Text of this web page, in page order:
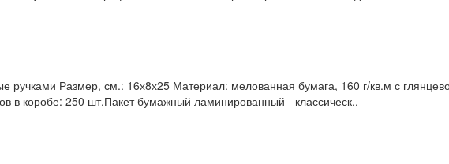
Размер, см.: 16х8х25 Материал: мелованная бумага, 160 г/кв.м с
в коробе: 250 шт.Пакет бумажный ламинированный - классическ..